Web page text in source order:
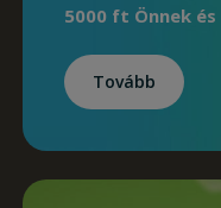
5000 ft Önnek és
Tovább